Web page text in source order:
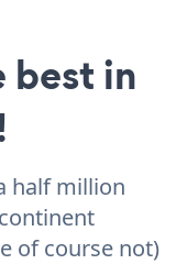
best in
half million
of course not)